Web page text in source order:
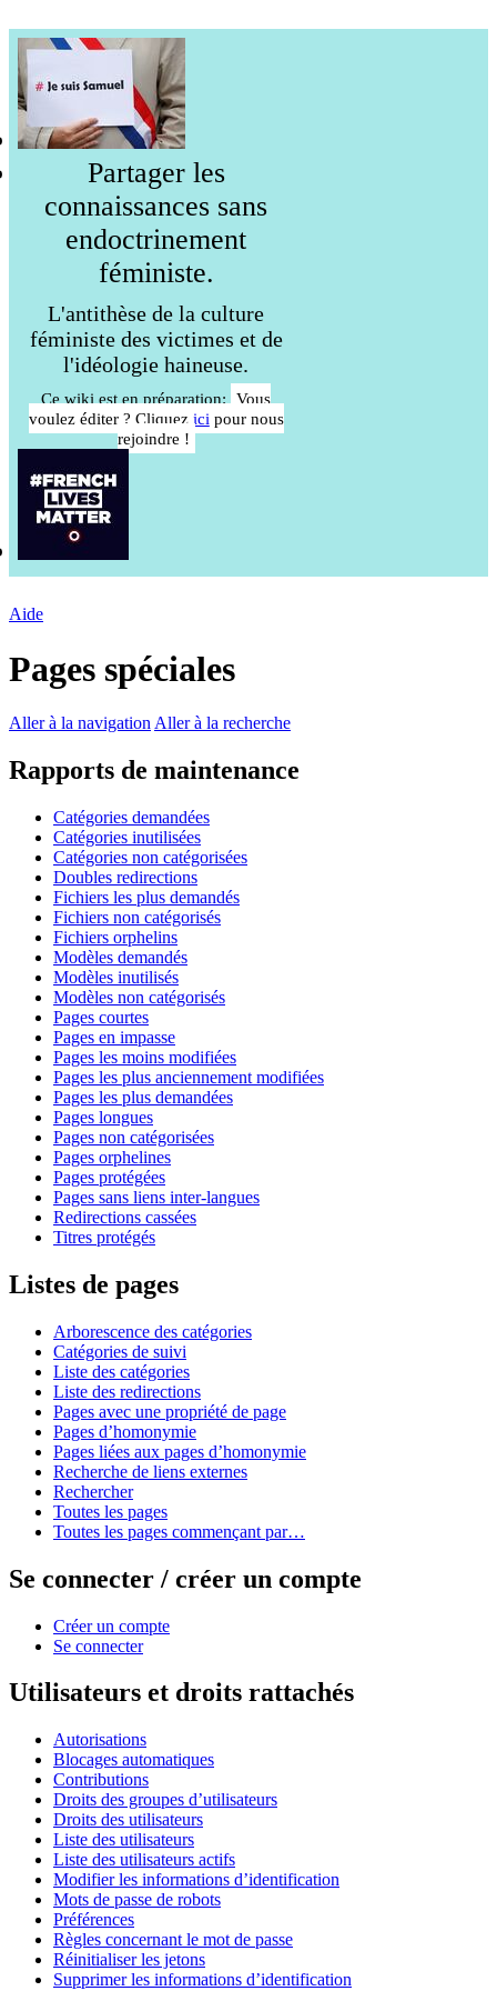
Partager les
connaissances sans
endoctrinement
féministe.
L'antithèse de la culture
féministe des victimes et de
l'idéologie haineuse.
Ce wiki est en préparation:
Vous
voulez éditer ? Cliquez ici pour nous
rejoindre !
Aide
Pages spéciales
Aller à la navigation Aller à la recherche
Rapports de maintenance
Catégories demandées
Catégories inutilisées
Catégories non catégorisées
Doubles redirections
Fichiers les plus demandés
Fichiers non catégorisés
Fichiers orphelins
Modèles demandés
Modèles inutilisés
Modèles non catégorisés
Pages courtes
Pages en impasse
Pages les moins modifiées
Pages les plus anciennement modifiées
Pages les plus demandées
Pages longues
Pages non catégorisées
Pages orphelines
Pages protégées
Pages sans liens inter-langues
Redirections cassées
Titres protégés
Listes de pages
Arborescence des catégories
Catégories de suivi
Liste des catégories
Liste des redirections
Pages avec une propriété de page
Pages d’homonymie
Pages liées aux pages d’homonymie
Recherche de liens externes
Rechercher
Toutes les pages
Toutes les pages commençant par…
Se connecter / créer un compte
Créer un compte
Se connecter
Utilisateurs et droits rattachés
Autorisations
Blocages automatiques
Contributions
Droits des groupes d’utilisateurs
Droits des utilisateurs
Liste des utilisateurs
Liste des utilisateurs actifs
Modifier les informations d’identification
Mots de passe de robots
Préférences
Règles concernant le mot de passe
Réinitialiser les jetons
Supprimer les informations d’identification